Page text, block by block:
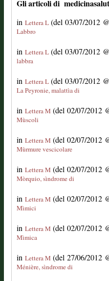
Gli articoli di
in Lettera L (del 03/07/2012
Labbro
in Lettera L (del 03/07/2012
labbra
in Lettera L (del 03/07/2012
La Peyronie, malattìa di
in Lettera M (del 02/07/2012
Mùscoli
in Lettera M (del 02/07/2012
Mùrmure vescicolare
in Lettera M (del 02/07/2012
Mòrquio, sìndrome di
in Lettera M (del 02/07/2012
Mìmici
in Lettera M (del 02/07/2012
Mìmica
in Lettera M (del 27/06/2012
Ménière, sìndrome di